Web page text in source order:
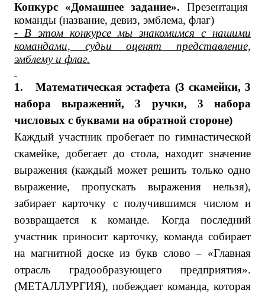
Конкурс «Домашнее задание». Презентация
команды (название, девиз, эмблема, флаг)
- В этом конкурсе мы знакомимся с нашими
командами, судьи оценят представление,
эмблему и флаг.
1.
Математическая эстафета (3 скамейки, 3
набора выражений, 3 ручки, 3 набора
числовых с буквами на обратной стороне)
Каждый участник пробегает по гимнастической
скамейке, добегает до стола, находит значение
выражения (каждый может решить только одно
выражение, пропускать выражения нельзя),
забирает карточку с получившимся числом и
возвращается к команде. Когда последний
участник приносит карточку, команда собирает
на магнитной доске из букв слово – «Главная
отрасль градообразующего предприятия».
(МЕТАЛЛУРГИЯ), побеждает команда, которая